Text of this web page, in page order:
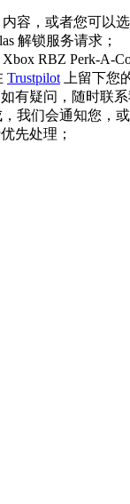
容，或者您可以
解锁服务请求；
RBZ Perk-A-
Trustpilot 上留下您
有疑问，随时联系
我们会通知您，
先处理；